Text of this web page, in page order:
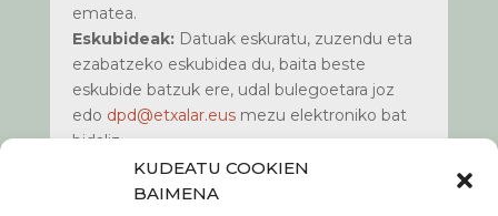
KUDEATU COOKIEN
BAIMENA
ematea.
Eskubideak:Datuak eskuratu, zuzendu eta
ezabatzeko eskubidea du, baita beste
eskubide batzuk ere, udal bulegoetara joz
edo dpd@etxalar.eusmezu elektroniko bat
bidaliz.
Informazio gehiago:Kontsultatu gure
webguneko www.etxalar.eus